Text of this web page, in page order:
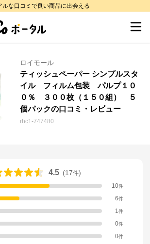
ルな口コミで良い商品に出会える
ロイモール
ティッシュペーパー シンプルスタ
イル フィルム包装 パルプ１０
０％ ３００枚（１５０組） ５
個パックの口コミ・レビュー
rhc1-747480
4.5 (17件)
10件
6件
1件
0件
0件